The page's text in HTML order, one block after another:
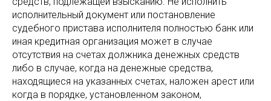
исполнительный документ или постановление
судебного пристава исполнителя полностью банк или
иная кредитная организация может в случае
отсутствия на счетах должника денежных средств
либо в случае, когда на денежные средства,
находящиеся на указанных счетах, наложен арест или
когда в порядке, установленном законом,